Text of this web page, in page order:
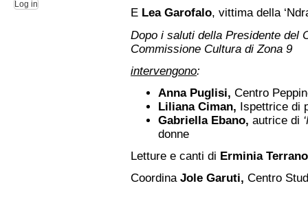
Log in
E Lea Garofalo, vittima della
Dopo i saluti della Presidente del
Commissione Cultura di Zona 9
intervengono:
Anna Puglisi, Centro
Liliana Ciman, Ispettrice di
Gabriella Ebano, autrice di
donne
Letture e canti di Erminia
Coordina Jole Garuti, Centro